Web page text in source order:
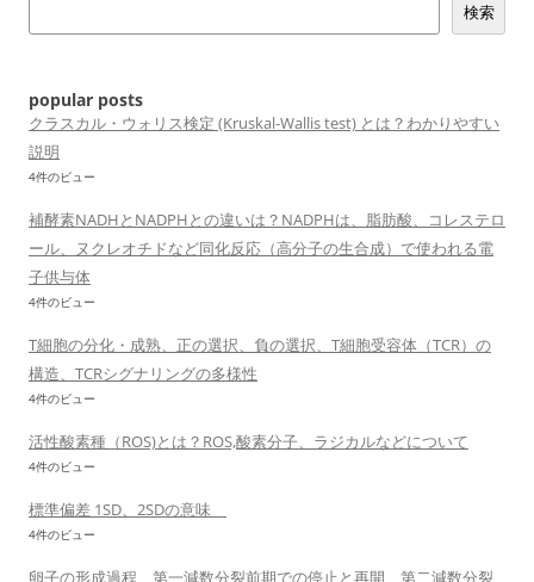
検索
popular posts
クラスカル・ウォリス検定 (Kruskal-Wallis test) とは？わかりやすい
説明
4件のビュー
補酵素NADHとNADPHとの違いは？NADPHは、脂肪酸、コレステロ
ール、ヌクレオチドなど同化反応（高分子の生合成）で使われる電
子供与体
4件のビュー
T細胞の分化・成熟、正の選択、負の選択、T細胞受容体（TCR）の
構造、TCRシグナリングの多様性
4件のビュー
活性酸素種（ROS)とは？ROS,酸素分子、ラジカルなどについて
4件のビュー
標準偏差 1SD、2SDの意味
4件のビュー
卵子の形成過程 第一減数分裂前期での停止と再開、第二減数分裂